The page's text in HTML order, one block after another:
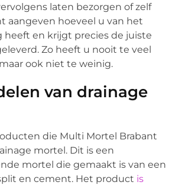
laten bezorgen of zelf
aangeven hoeveel u van het
heeft en krijgt precies de juiste
Zo heeft u nooit te veel
ook niet te weinig.
van drainage
die Multi Mortel Brabant
mortel. Dit is een
mortel die gemaakt is van een
en cement. Het product is